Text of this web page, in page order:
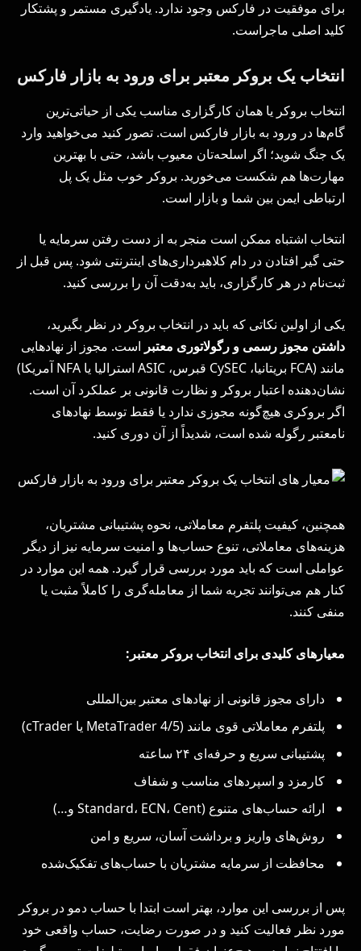
برای موفقیت در فارکس وجود ندارد. یادگیری مستمر و پشتکار
کلید اصلی ماجراست.
انتخاب یک بروکر معتبر برای ورود به بازار فارکس
انتخاب بروکر یا همان کارگزاری مناسب یکی از حیاتی‌ترین
گام‌ها در ورود به بازار فارکس است. تصور کنید می‌خواهید وارد
یک جنگ شوید؛ اگر اسلحه‌تان معیوب باشد، حتی با بهترین
مهارت‌ها هم شکست می‌خورید. بروکر خوب مثل یک پل
ارتباطی ایمن بین شما و بازار است.
انتخاب اشتباه ممکن است منجر به از دست رفتن سرمایه یا
حتی گیر افتادن در دام کلاهبرداری‌های اینترنتی شود. پس قبل از
ثبت‌نام در هر کارگزاری، باید به‌دقت آن را بررسی کنید.
یکی از اولین نکاتی که باید در انتخاب بروکر در نظر بگیرید،
داشتن مجوز رسمی و رگولاتوری معتبر است. مجوز از نهادهایی
مانند (FCA بریتانیا، CySEC قبرس، ASIC استرالیا یا NFA آمریکا)
نشان‌دهنده اعتبار بروکر و نظارت قانونی بر عملکرد آن است.
اگر بروکری هیچ‌گونه مجوزی ندارد یا فقط توسط نهادهای
نامعتبر رگوله شده است، شدیداً از آن دوری کنید.
همچنین، کیفیت پلتفرم معاملاتی، نحوه پشتیبانی مشتریان،
هزینه‌های معاملاتی، تنوع حساب‌ها و امنیت سرمایه نیز از دیگر
عواملی است که باید مورد بررسی قرار گیرد. همه این موارد در
کنار هم می‌توانند تجربه شما از معامله‌گری را کاملاً مثبت یا
منفی کنند.
معیارهای کلیدی برای انتخاب بروکر معتبر:
دارای مجوز قانونی از نهادهای معتبر بین‌المللی
پلتفرم معاملاتی قوی مانند (MetaTrader 4/5 یا cTrader)
پشتیبانی سریع و حرفه‌ای ۲۴ ساعته
کارمزد و اسپردهای مناسب و شفاف
ارائه حساب‌های متنوع (Standard، ECN، Cent و…)
روش‌های واریز و برداشت آسان، سریع و امن
محافظت از سرمایه مشتریان با حساب‌های تفکیک‌شده
پس از بررسی این موارد، بهتر است ابتدا با حساب دمو در بروکر
مورد نظر فعالیت کنید و در صورت رضایت، حساب واقعی خود